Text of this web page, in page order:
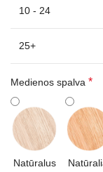
10 - 24
25+
Medienos spalva *
Natūralus